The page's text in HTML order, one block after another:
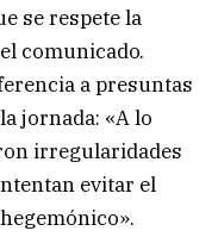
se respete la
comunicado.
a presuntas
jornada: «A lo
irregularidades
evitar el